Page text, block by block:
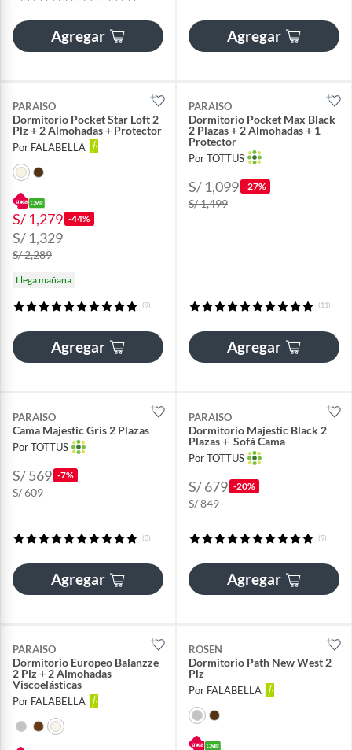
Agregar Agregar
PARAISO
Dormitorio Pocket Star Loft 2
Plz + 2 Almohadas + Protector
Por FALABELLA
S/ 1,279 -44%
S/ 1,329
S/ 2,289
Llega mañana
(9)
Agregar
PARAISO
Dormitorio Pocket Max Black
2 Plazas + 2 Almohadas + 1
Protector
Por TOTTUS
S/ 1,099 -27%
S/ 1,499
(11)
Agregar
PARAISO
Cama Majestic Gris 2 Plazas
Por TOTTUS
S/ 569 -7%
S/ 609
(3)
Agregar
PARAISO
Dormitorio Majestic Black 2
Plazas + Sofá Cama
Por TOTTUS
S/ 679 -20%
S/ 849
(9)
Agregar
PARAISO
Dormitorio Europeo Balanzze
2 Plz + 2 Almohadas
Viscoelásticas
Por FALABELLA
ROSEN
Dormitorio Path New West 2
Plz
Por FALABELLA